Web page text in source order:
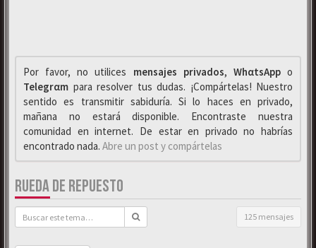
Por favor, no utilices mensajes privados, WhαtsAppo
Telegrαm para resolver tus dudas. ¡Compártelas! Nuestro
sentido es transmitir sabiduría. Si lo haces en privado,
mañana no estará disponible. Encontraste nuestra
comunidad en internet. De estar en privado no habrías
encontrado nada. Abre un post y compártelas
RUEDA DE REPUESTO
125 mensajes